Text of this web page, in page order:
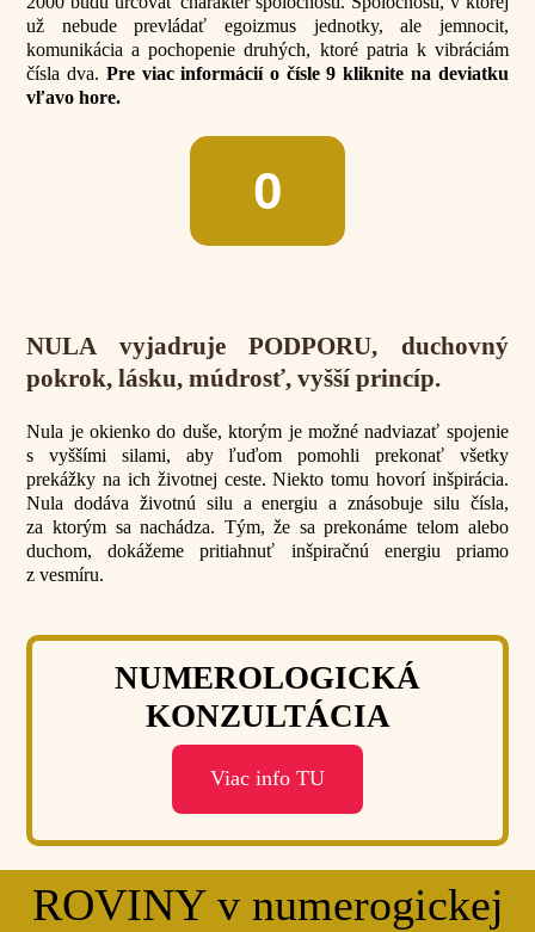
už nebude prevládať egoizmus jednotky, ale jemnocit,
komunikácia a pochopenie druhých, ktoré patria k vibráciám
čísla dva. Pre viac informácií o čísle 9 kliknite na deviatku
vľavo hore.
0
NULA vyjadruje PODPORU, duchovný
pokrok, lásku, múdrosť, vyšší princíp.
Nula je okienko do duše, ktorým je možné nadviazať spojenie
s vyššími silami, aby ľuďom pomohli prekonať všetky
prekážky na ich životnej ceste. Niekto tomu hovorí inšpirácia.
Nula dodáva životnú silu a energiu a znásobuje silu čísla,
za ktorým sa nachádza. Tým, že sa prekonáme telom alebo
duchom, dokážeme pritiahnuť inšpiračnú energiu priamo
z vesmíru.
NUMEROLOGICKÁ
KONZULTÁCIA
Viac info TU
ROVINY v numerogickej